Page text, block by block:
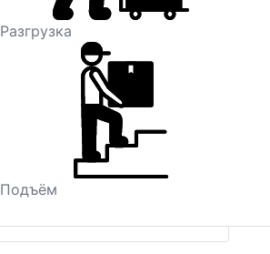
Разгрузка
Подъём